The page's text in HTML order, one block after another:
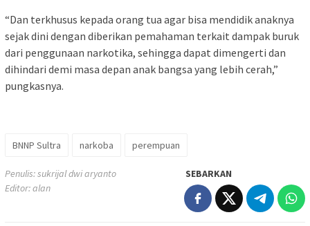
“Dan terkhusus kepada orang tua agar bisa mendidik anaknya
sejak dini dengan diberikan pemahaman terkait dampak buruk
dari penggunaan narkotika, sehingga dapat dimengerti dan
dihindari demi masa depan anak bangsa yang lebih cerah,”
pungkasnya.
BNNP Sultra narkoba perempuan
Penulis: sukrijal dwi aryanto
Editor: alan
SEBARKAN